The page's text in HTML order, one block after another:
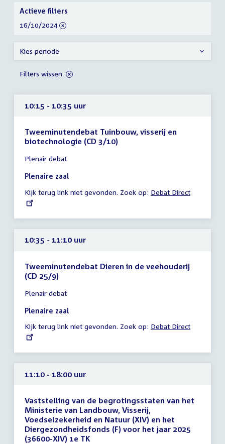
10:15 - 10:35 uur
Tweeminutendebat Tuinbouw, visserij en
biotechnologie (CD 3/10)
vergadering
10:15
10:35
uur
Plenair debat
Plenaire zaal
Kijk terug link niet gevonden. Zoek op: External
Debat Direct
10:35 - 11:10 uur
Tweeminutendebat Dieren in de veehouderij
(CD 25/9)
vergadering
10:35
11:10
uur
Plenair debat
Plenaire zaal
Kijk terug link niet gevonden. Zoek op: External
Debat Direct
11:10 - 18:00 uur
Vaststelling van de begrotingsstaten van het
Ministerie van Landbouw, Visserij,
Voedselzekerheid en Natuur (XIV) en het
Diergezondheidsfonds (F) voor het jaar 2025
(36600-XIV) 1e TK
Verfijn
uw
resultaten
Actieve filters
verwijder
16/10/2024
Kies periode
Filters wissen